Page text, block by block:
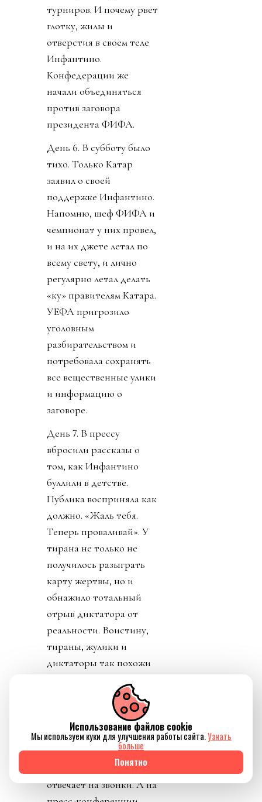
узнала, что Джанни себе
уже выторговал
зарплату в 30 миллионов
долларов в год, и
дивиденды от нового
юр лица. Стало понятно
почему нужно
увеличивать количество
матчей, команд,
турниров. И почему рвет
отверстия в своем теле
Инфантино.
Конфедерации же
начали объединяться
против заговора
президента ФИФА.
День 6. В субботу было
тихо. Только Катар
заявил о своей
поддержке Инфантино.
Напомню, шеф ФИФА и
чемпионат у них провел,
и на их джете летал по
всему свету, и лично
«ку» правителям Катара.
УЕФА пригрозило
уголовным
разбирательством и
потребовала сохранять
все вещественные улики
и информацию о
заговоре.
День 7. В прессу
вбросили рассказы о
том, как Инфантино
буллили в детстве.
Публика восприняла как
должно. «Жаль тебя.
тирана не только не
получилось разыграть
карту жертвы, но и
обнажило тотальный
отрыв диктатора от
реальности. Воистину,
тираны, жулики и
Использование файлов cookie
Мы используем куки для улучшения работы сайта.Узнать
больше
Понятно